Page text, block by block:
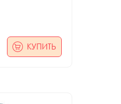
КУПИТЬ